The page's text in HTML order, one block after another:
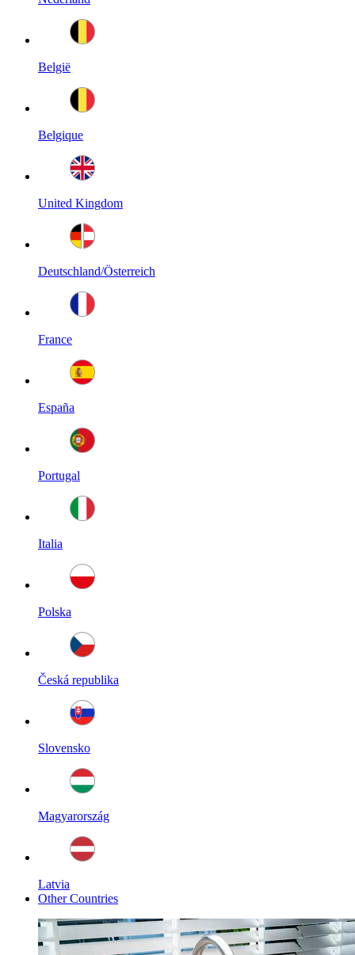
België
Belgique
United Kingdom
Deutschland/Österreich
France
España
Portugal
Italia
Polska
Česká republika
Slovensko
Magyarország
Latvia
Other Countries